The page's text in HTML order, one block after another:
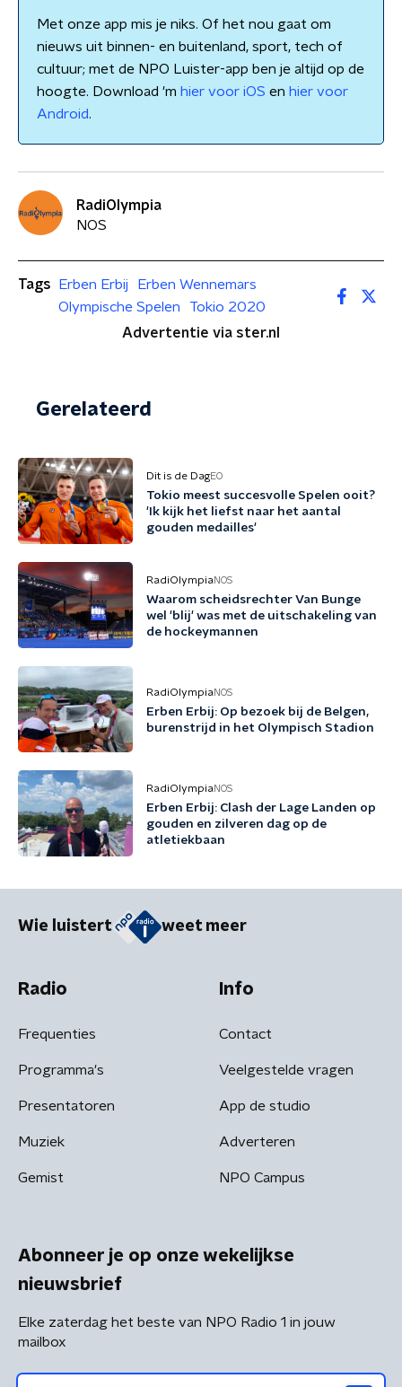
Met onze app mis je niks. Of het nou gaat om
nieuws uit binnen- en buitenland, sport, tech of
cultuur; met de NPO Luister-app ben je altijd op de
hoogte. Download 'm hier voor iOS en hier voor
Android.
RadiOlympia
NOS
Tags Erben Erbij
Erben Wennemars
Olympische Spelen
Tokio 2020
Advertentie via ster.nl
Gerelateerd
Dit is de DagEO
Tokio meest succesvolle Spelen ooit?
'Ik kijk het liefst naar het aantal
gouden medailles'
RadiOlympia NOS
Waarom scheidsrechter Van Bunge
wel 'blij' was met de uitschakeling van
de hockeymannen
RadiOlympia NOS
Erben Erbij: Op bezoek bij de Belgen,
burenstrijd in het Olympisch Stadion
RadiOlympia NOS
Erben Erbij: Clash der Lage Landen op
gouden en zilveren dag op de
atletiekbaan
Wie luistert weet meer
Radio
Frequenties
Programma's
Presentatoren
Muziek
Gemist
Info
Contact
Veelgestelde vragen
App de studio
Adverteren
NPO Campus
Abonneer je op onze wekelijkse
nieuwsbrief
Elke zaterdag het beste van NPO Radio 1 in jouw
mailbox